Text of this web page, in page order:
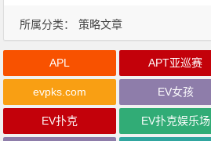
所属分类： 策略文章
APL APT亚巡赛
evpks.com EV女孩
EV扑克 EV扑克娱乐场